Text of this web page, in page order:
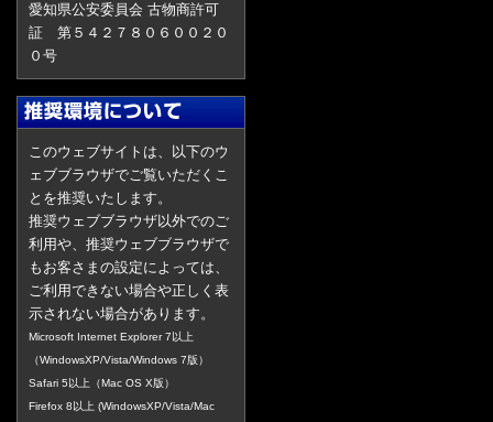
愛知県公安委員会 古物商許可
証 第５４２７８０６００２０
０号
このウェブサイトは、以下のウ
ェブブラウザでご覧いただくこ
とを推奨いたします。
推奨ウェブブラウザ以外でのご
利用や、推奨ウェブブラウザで
もお客さまの設定によっては、
ご利用できない場合や正しく表
示されない場合があります。
Microsoft Internet Explorer 7以上
（WindowsXP/Vista/Windows 7版）
Safari 5以上（Mac OS X版）
Firefox 8以上 (WindowsXP/Vista/Mac